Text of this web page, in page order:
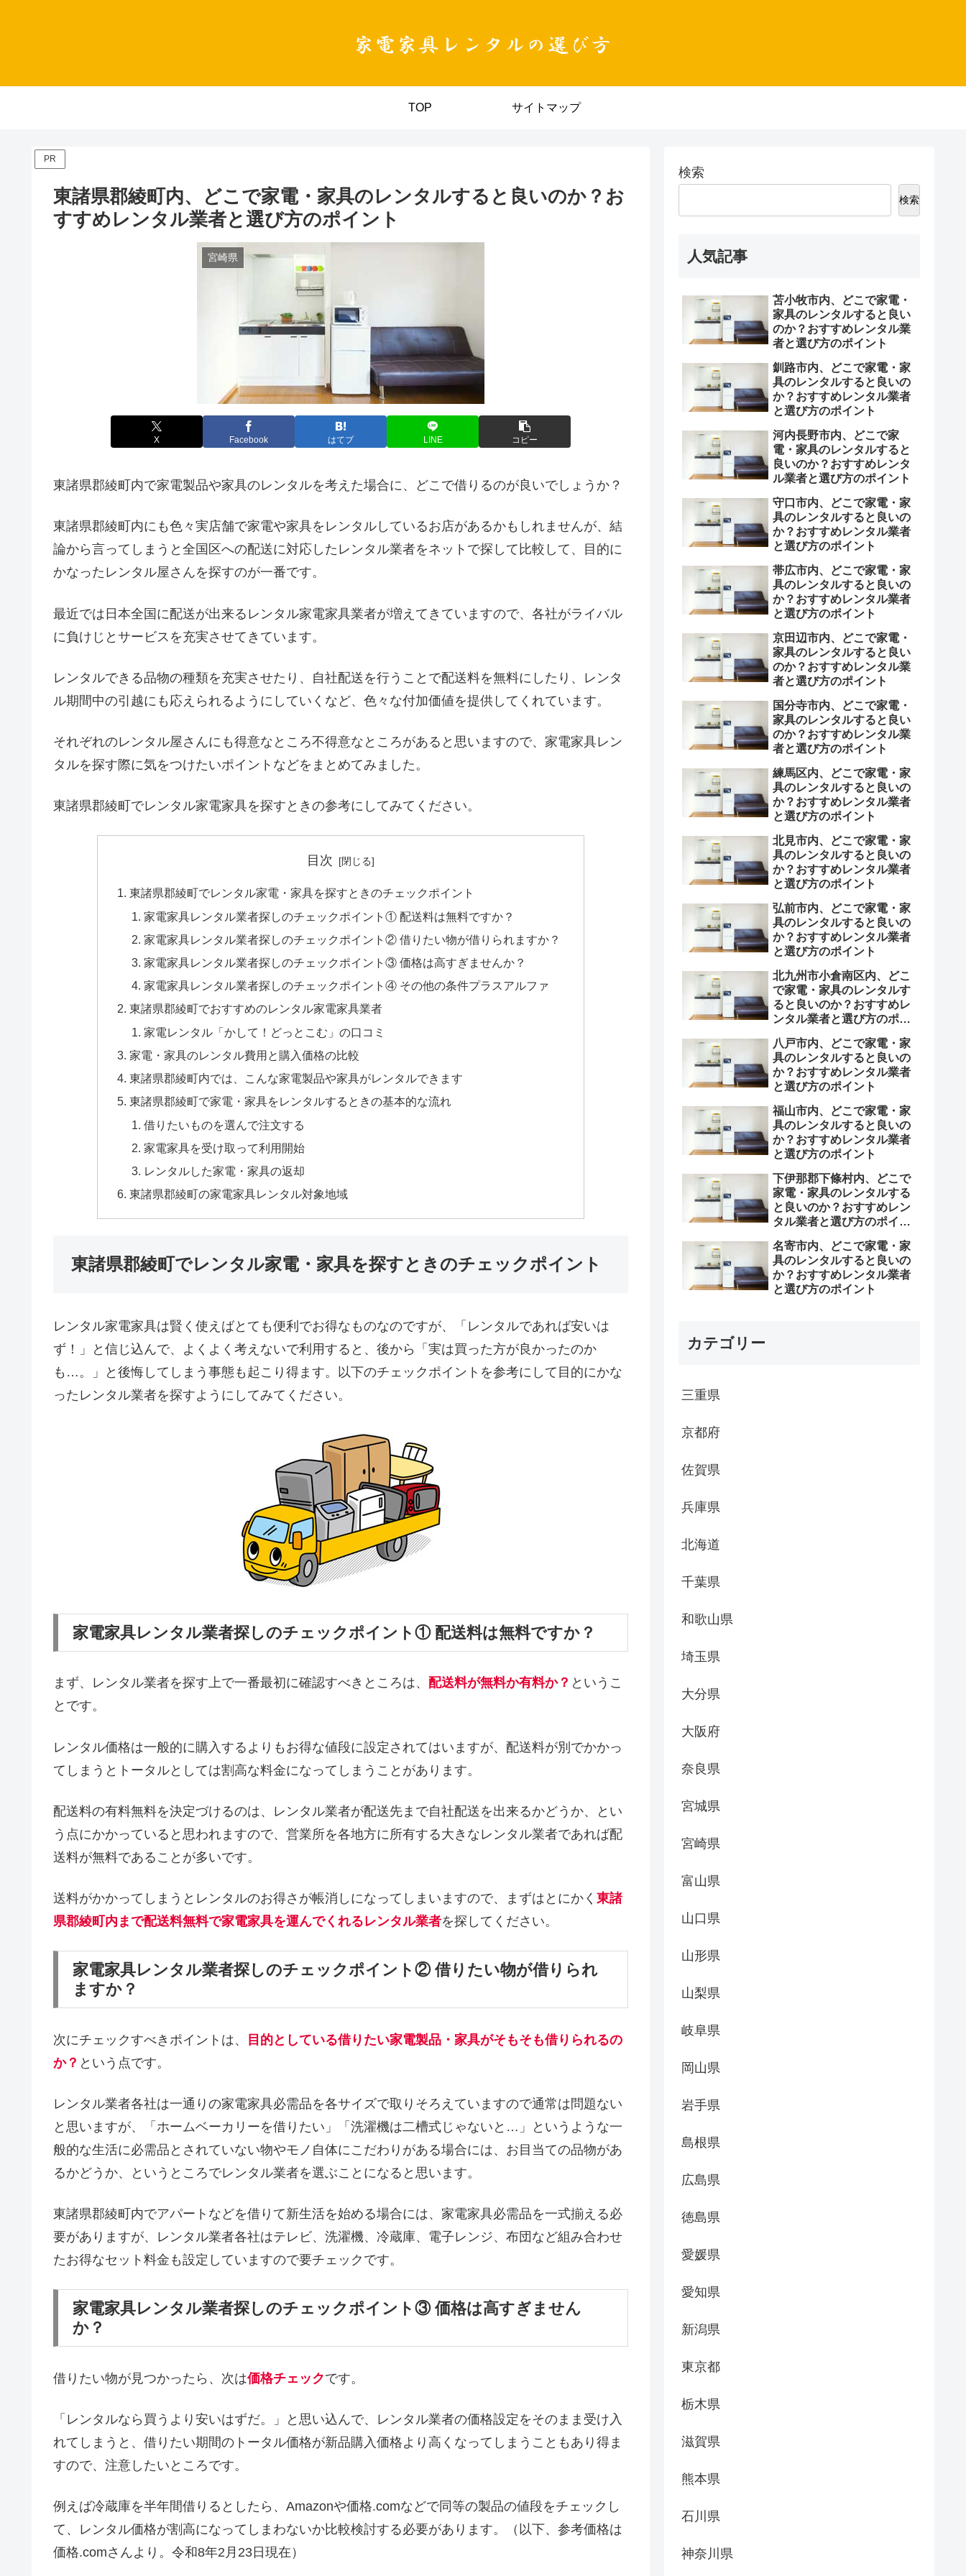
TOP サイトマップ
PR
東諸県郡綾町内、どこで家電・家具のレンタルすると良いのか？お
すすめレンタル業者と選び方のポイント
宮崎県
X Facebook はてブ LINE コピー
東諸県郡綾町内で家電製品や家具のレンタルを考えた場合に、どこで借りるのが良いでしょうか？
東諸県郡綾町内にも色々実店舗で家電や家具をレンタルしているお店があるかもしれませんが、結
論から言ってしまうと全国区への配送に対応したレンタル業者をネットで探して比較して、目的に
かなったレンタル屋さんを探すのが一番です。
最近では日本全国に配送が出来るレンタル家電家具業者が増えてきていますので、各社がライバル
に負けじとサービスを充実させてきています。
レンタルできる品物の種類を充実させたり、自社配送を行うことで配送料を無料にしたり、レンタ
ル期間中の引越にも応えられるようにしていくなど、色々な付加価値を提供してくれています。
それぞれのレンタル屋さんにも得意なところ不得意なところがあると思いますので、家電家具レン
タルを探す際に気をつけたいポイントなどをまとめてみました。
東諸県郡綾町でレンタル家電家具を探すときの参考にしてみてください。
目次
東諸県郡綾町でレンタル家電・家具を探すときのチェックポイント
家電家具レンタル業者探しのチェックポイント① 配送料は無料ですか？
家電家具レンタル業者探しのチェックポイント② 借りたい物が借りられますか？
家電家具レンタル業者探しのチェックポイント③ 価格は高すぎませんか？
家電家具レンタル業者探しのチェックポイント④ その他の条件プラスアルファ
東諸県郡綾町でおすすめのレンタル家電家具業者
家電レンタル「かして！どっとこむ」の口コミ
家電・家具のレンタル費用と購入価格の比較
東諸県郡綾町内では、こんな家電製品や家具がレンタルできます
東諸県郡綾町で家電・家具をレンタルするときの基本的な流れ
借りたいものを選んで注文する
家電家具を受け取って利用開始
レンタルした家電・家具の返却
東諸県郡綾町の家電家具レンタル対象地域
東諸県郡綾町でレンタル家電・家具を探すときのチェックポイント
レンタル家電家具は賢く使えばとても便利でお得なものなのですが、「レンタルであれば安いは
ず！」と信じ込んで、よくよく考えないで利用すると、後から「実は買った方が良かったのか
も…。」と後悔してしまう事態も起こり得ます。以下のチェックポイントを参考にして目的にかな
ったレンタル業者を探すようにしてみてください。
家電家具レンタル業者探しのチェックポイント① 配送料は無料ですか？
まず、レンタル業者を探す上で一番最初に確認すべきところは、 配送料が無料か有料か？ というこ
とです。
レンタル価格は一般的に購入するよりもお得な値段に設定されてはいますが、配送料が別でかかっ
てしまうとトータルとしては割高な料金になってしまうことがあります。
配送料の有料無料を決定づけるのは、レンタル業者が配送先まで自社配送を出来るかどうか、とい
う点にかかっていると思われますので、営業所を各地方に所有する大きなレンタル業者であれば配
送料が無料であることが多いです。
送料がかかってしまうとレンタルのお得さが帳消しになってしまいますので、まずはとにかく 東諸
県郡綾町内まで配送料無料で家電家具を運んでくれるレンタル業者を探してください。
家電家具レンタル業者探しのチェックポイント② 借りたい物が借りられ
ますか？
次にチェックすべきポイントは、
目的としている借りたい家電製品・家具がそもそも借りられるの
か？ という点です。
レンタル業者各社は一通りの家電家具必需品を各サイズで取りそろえていますので通常は問題ない
と思いますが、「ホームベーカリーを借りたい」「洗濯機は二槽式じゃないと…」というような一
般的な生活に必需品とされていない物やモノ自体にこだわりがある場合には、お目当ての品物があ
るかどうか、というところでレンタル業者を選ぶことになると思います。
東諸県郡綾町内でアパートなどを借りて新生活を始める場合には、家電家具必需品を一式揃える必
要がありますが、レンタル業者各社はテレビ、洗濯機、冷蔵庫、電子レンジ、布団など組み合わせ
たお得なセット料金も設定していますので要チェックです。
家電家具レンタル業者探しのチェックポイント③ 価格は高すぎません
か？
借りたい物が見つかったら、次は価格チェックです。
「レンタルなら買うより安いはずだ。」と思い込んで、レンタル業者の価格設定をそのまま受け入
れてしまうと、借りたい期間のトータル価格が新品購入価格より高くなってしまうこともあり得ま
すので、注意したいところです。
例えば冷蔵庫を半年間借りるとしたら、Amazonや価格.comなどで同等の製品の値段をチェックし
て、レンタル価格が割高になってしまわないか比較検討する必要があります。（以下、参考価格は
価格.comさんより。令和8年2月23日現在）
検索
検索
人気記事
苫小牧市内、どこで家電・
家具のレンタルすると良い
のか？おすすめレンタル業
者と選び方のポイント
釧路市内、どこで家電・家
具のレンタルすると良いの
か？おすすめレンタル業者
と選び方のポイント
河内長野市内、どこで家
電・家具のレンタルすると
良いのか？おすすめレンタ
ル業者と選び方のポイント
守口市内、どこで家電・家
具のレンタルすると良いの
か？おすすめレンタル業者
と選び方のポイント
帯広市内、どこで家電・家
具のレンタルすると良いの
か？おすすめレンタル業者
と選び方のポイント
京田辺市内、どこで家電・
家具のレンタルすると良い
のか？おすすめレンタル業
者と選び方のポイント
国分寺市内、どこで家電・
家具のレンタルすると良い
のか？おすすめレンタル業
者と選び方のポイント
練馬区内、どこで家電・家
具のレンタルすると良いの
か？おすすめレンタル業者
と選び方のポイント
北見市内、どこで家電・家
具のレンタルすると良いの
か？おすすめレンタル業者
と選び方のポイント
弘前市内、どこで家電・家
具のレンタルすると良いの
か？おすすめレンタル業者
と選び方のポイント
北九州市小倉南区内、どこ
で家電・家具のレンタルす
ると良いのか？おすすめレ
ンタル業者と選び方のポイ
八戸市内、どこで家電・家
具のレンタルすると良いの
か？おすすめレンタル業者
と選び方のポイント
福山市内、どこで家電・家
具のレンタルすると良いの
か？おすすめレンタル業者
と選び方のポイント
下伊那郡下條村内、どこで
家電・家具のレンタルする
と良いのか？おすすめレン
タル業者と選び方のポイン
名寄市内、どこで家電・家
具のレンタルすると良いの
か？おすすめレンタル業者
と選び方のポイント
カテゴリー
三重県
京都府
佐賀県
兵庫県
北海道
千葉県
和歌山県
埼玉県
大分県
大阪府
奈良県
宮城県
宮崎県
富山県
山口県
山形県
山梨県
岐阜県
岡山県
岩手県
島根県
広島県
徳島県
愛媛県
愛知県
新潟県
東京都
栃木県
滋賀県
熊本県
石川県
神奈川県